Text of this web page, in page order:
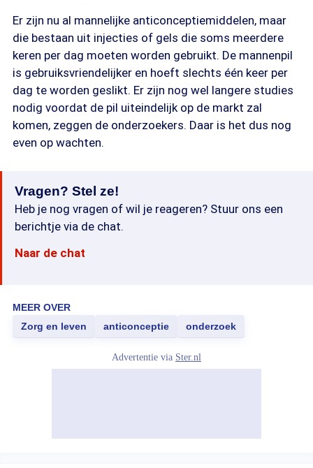
Er zijn nu al mannelijke anticonceptiemiddelen, maar
die bestaan uit injecties of gels die soms meerdere
keren per dag moeten worden gebruikt. De mannenpil
is gebruiksvriendelijker en hoeft slechts één keer per
dag te worden geslikt. Er zijn nog wel langere studies
nodig voordat de pil uiteindelijk op de markt zal
komen, zeggen de onderzoekers. Daar is het dus nog
even op wachten.
Vragen? Stel ze!
Heb je nog vragen of wil je reageren? Stuur ons een
berichtje via de chat.
Naar de chat
MEER OVER
Zorg en leven
anticonceptie onderzoek
Advertentie via Ster.nl